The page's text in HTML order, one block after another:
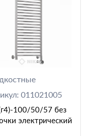
011021005
100/50/57 без
электрический